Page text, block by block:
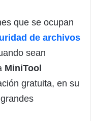
que se ocupan
de archivos
sean
MiniTool
gratuita, en su